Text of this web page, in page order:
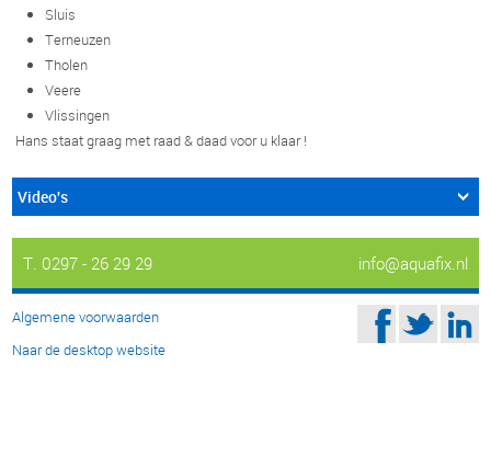
Sluis
Terneuzen
Tholen
Veere
Vlissingen
Hans staat graag met raad & daad voor u klaar !
Video's
T. 0297 - 26 29 29 info@aquafix.nl
Algemene voorwaarden
Naar de desktop website